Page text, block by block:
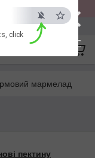
×
ESC
click
мармелад
пектину